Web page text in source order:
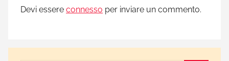
tDevi essere connesso per inviare un commento.